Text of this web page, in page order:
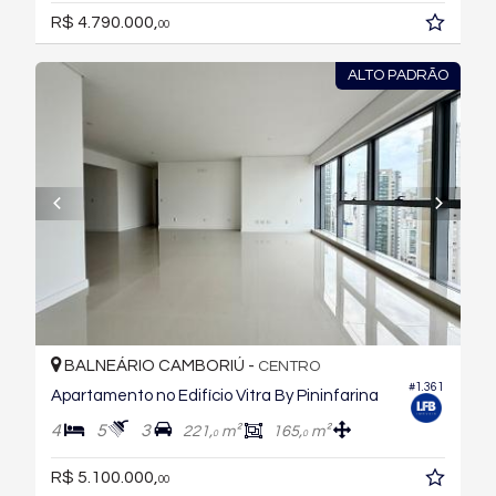
R$ 4.790.000, 00
ALTO PADRÃO
#1.361
BALNEÁRIO CAMBORIÚ - CENTRO
Apartamento no Edifício Vitra By Pininfarina
4 5 3 221,0m² 165,0m²
R$ 5.100.000,00